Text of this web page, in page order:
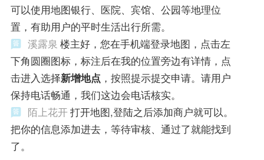
可以使用地图银行、医院、宾馆、公园等地理位
置，有助用户的平时生活出行所需。
溪露泉 楼主好，您在手机端登录地图，点击左
下角圆圈图标，标注后在我的位置旁边有详情，点
击进入选择新增地点 ，按照提示提交申请。请用户
保持电话畅通，我们这边会电话核实。
陌上花开打开地图,登陆之后添加商户就可以。
把你的信息添加进去，等待审核、通过了就能找到
了。